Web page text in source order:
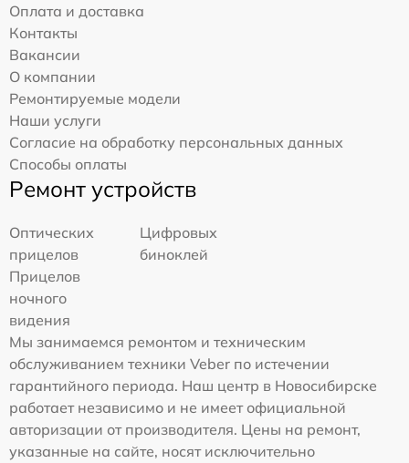
Оплата и доставка
Контакты
Вакансии
О компании
Ремонтируемые модели
Наши услуги
Согласие на обработку персональных данных
Способы оплаты
Ремонт устройств
Оптических
прицелов
Цифровых
биноклей
Прицелов
ночного
видения
Мы занимаемся ремонтом и техническим
обслуживанием техники Veber по истечении
гарантийного периода. Наш центр в Новосибирске
работает независимо и не имеет официальной
авторизации от производителя. Цены на ремонт,
указанные на сайте, носят исключительно